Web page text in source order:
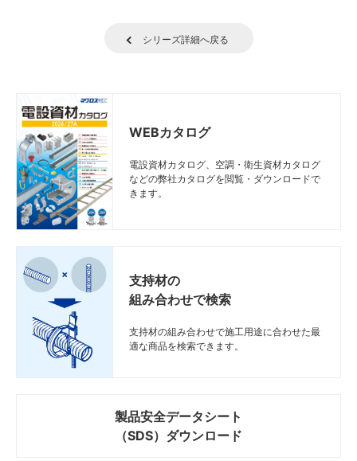
シリーズ詳細へ戻る
WEBカタログ
電設資材カタログ、空調・衛生資材カタログ
などの弊社カタログを閲覧・ダウンロードで
きます。
支持材の
組み合わせで検索
支持材の組み合わせで施工用途に合わせた最
適な商品を検索できます。
製品安全データシート
（SDS）ダウンロード